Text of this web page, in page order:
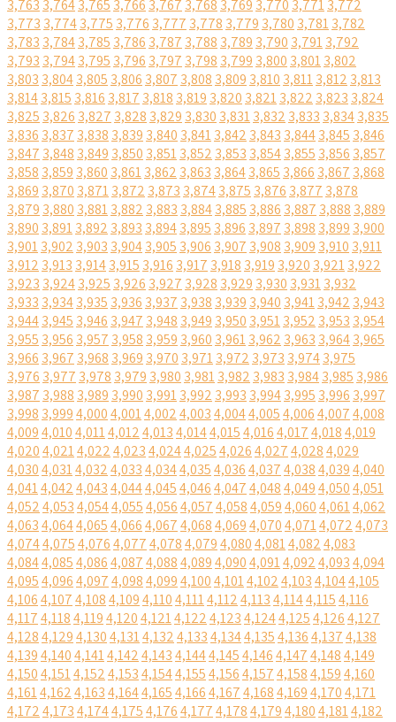
3,763 3,7643,765 3,766 3,767 3,768 3,769 3,770 3,7713,772
3,773 3,7743,775 3,776 3,777 3,778 3,779 3,780 3,7813,782
3,783 3,7843,785 3,786 3,787 3,788 3,789 3,790 3,7913,792
3,793 3,7943,795 3,796 3,797 3,798 3,799 3,800 3,8013,802
3,803 3,8043,805 3,806 3,807 3,808 3,809 3,810 3,8113,812 3,813
3,8143,815 3,816 3,817 3,818 3,819 3,820 3,8213,822 3,823 3,824
3,825 3,826 3,827 3,828 3,829 3,830 3,8313,832 3,833 3,8343,835
3,836 3,837 3,838 3,839 3,840 3,8413,842 3,843 3,8443,845 3,846
3,847 3,848 3,849 3,850 3,8513,852 3,853 3,8543,855 3,856 3,857
3,858 3,859 3,860 3,8613,862 3,863 3,8643,865 3,866 3,867 3,868
3,869 3,870 3,8713,872 3,873 3,8743,875 3,876 3,877 3,878
3,879 3,880 3,8813,882 3,883 3,8843,885 3,886 3,887 3,888 3,889
3,890 3,8913,892 3,893 3,8943,895 3,896 3,897 3,898 3,899 3,900
3,9013,902 3,903 3,9043,905 3,906 3,907 3,908 3,909 3,910 3,911
3,912 3,913 3,9143,915 3,916 3,917 3,918 3,919 3,920 3,9213,922
3,923 3,9243,925 3,926 3,927 3,928 3,929 3,930 3,9313,932
3,933 3,9343,935 3,936 3,937 3,938 3,939 3,940 3,9413,942 3,943
3,9443,945 3,946 3,947 3,948 3,949 3,950 3,9513,952 3,953 3,954
3,955 3,956 3,957 3,958 3,959 3,960 3,9613,962 3,963 3,9643,965
3,966 3,967 3,968 3,969 3,970 3,9713,972 3,973 3,9743,975
3,976 3,977 3,978 3,979 3,980 3,9813,982 3,983 3,9843,985 3,986
3,987 3,988 3,989 3,990 3,9913,992 3,993 3,9943,995 3,996 3,997
3,998 3,9994,0004,0014,0024,0034,0044,0054,0064,0074,008
4,0094,0104,0114,0124,0134,0144,0154,0164,0174,0184,019
4,0204,0214,0224,0234,0244,0254,0264,0274,0284,029
4,0304,0314,0324,0334,0344,0354,0364,0374,0384,0394,040
4,0414,0424,0434,0444,0454,0464,0474,0484,0494,0504,051
4,0524,0534,0544,0554,0564,0574,0584,0594,0604,0614,062
4,0634,0644,0654,0664,0674,0684,0694,0704,0714,0724,073
4,0744,0754,0764,0774,0784,0794,0804,0814,0824,083
4,0844,0854,0864,0874,0884,0894,0904,0914,0924,0934,094
4,0954,0964,0974,0984,0994,1004,1014,1024,1034,1044,105
4,1064,1074,1084,1094,1104,1114,1124,1134,1144,1154,116
4,1174,1184,1194,1204,1214,1224,1234,1244,1254,1264,127
4,1284,1294,1304,1314,1324,1334,1344,1354,1364,1374,138
4,1394,1404,1414,1424,1434,1444,1454,1464,1474,1484,149
4,1504,1514,1524,1534,1544,1554,1564,1574,1584,1594,160
4,1614,1624,1634,1644,1654,1664,1674,1684,1694,1704,171
4,1724,1734,1744,1754,1764,1774,1784,1794,1804,1814,182